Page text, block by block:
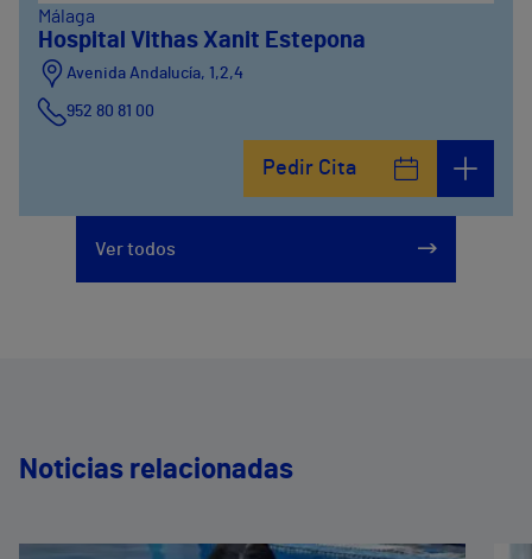
Málaga
Hospital Vithas Xanit Estepona
Avenida Andalucía, 1,2,4
952 80 81 00
Pedir Cita
Ver todos
Noticias relacionadas